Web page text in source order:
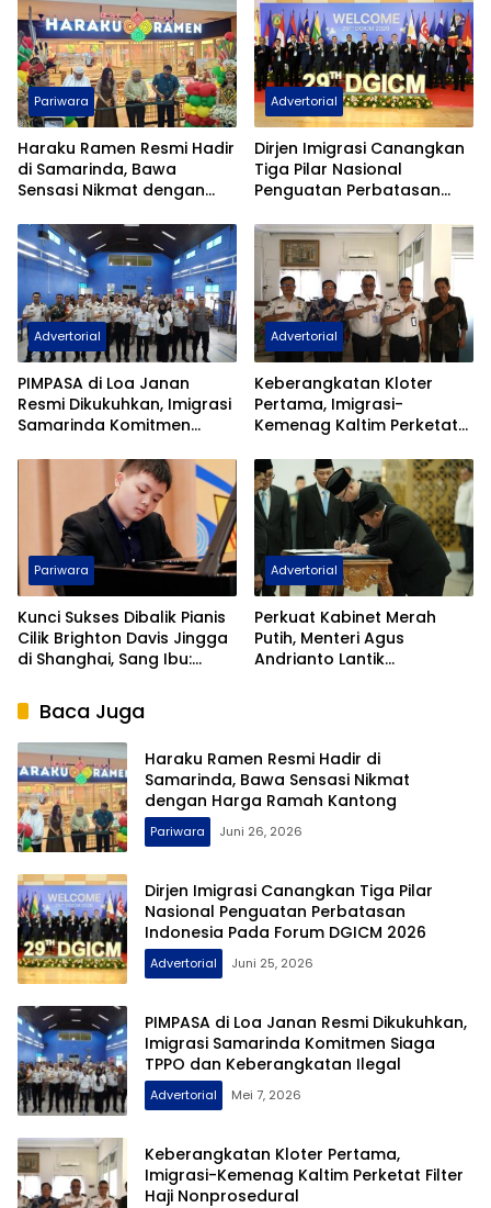
Pariwara
Haraku Ramen Resmi Hadir
di Samarinda, Bawa
Sensasi Nikmat dengan
Advertorial
Dirjen Imigrasi Canangkan
Tiga Pilar Nasional
Penguatan Perbatasan
DGICM 2026
Advertorial
PIMPASA di Loa Janan
Resmi Dikukuhkan, Imigrasi
Samarinda Komitmen
Keberangkatan Ilegal
Advertorial
Keberangkatan Kloter
Pertama, Imigrasi-
Kemenag Kaltim Perketat
Pariwara
Kunci Sukses Dibalik Pianis
Cilik Brighton Davis Jingga
di Shanghai, Sang Ibu:
Advertorial
Perkuat Kabinet Merah
Putih, Menteri Agus
Andrianto Lantik
Baca Juga
Haraku Ramen Resmi Hadir di
Samarinda, Bawa Sensasi Nikmat
dengan Harga Ramah Kantong
Pariwara Juni 26, 2026
Dirjen Imigrasi Canangkan Tiga Pilar
Nasional Penguatan Perbatasan
Indonesia Pada Forum DGICM 2026
Advertorial Juni 25, 2026
PIMPASA di Loa Janan Resmi Dikukuhkan,
Imigrasi Samarinda Komitmen Siaga
TPPO dan Keberangkatan Ilegal
Advertorial Mei 7, 2026
Keberangkatan Kloter Pertama,
Imigrasi-Kemenag Kaltim Perketat Filter
Haji Nonprosedural